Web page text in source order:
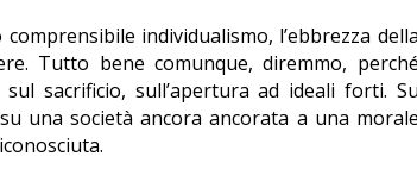
individualismo, l’ebbrezza della
Tutto bene comunque, diremmo, perché
sacrificio, sull’apertura ad ideali forti. Su
una società ancora ancorata a una morale